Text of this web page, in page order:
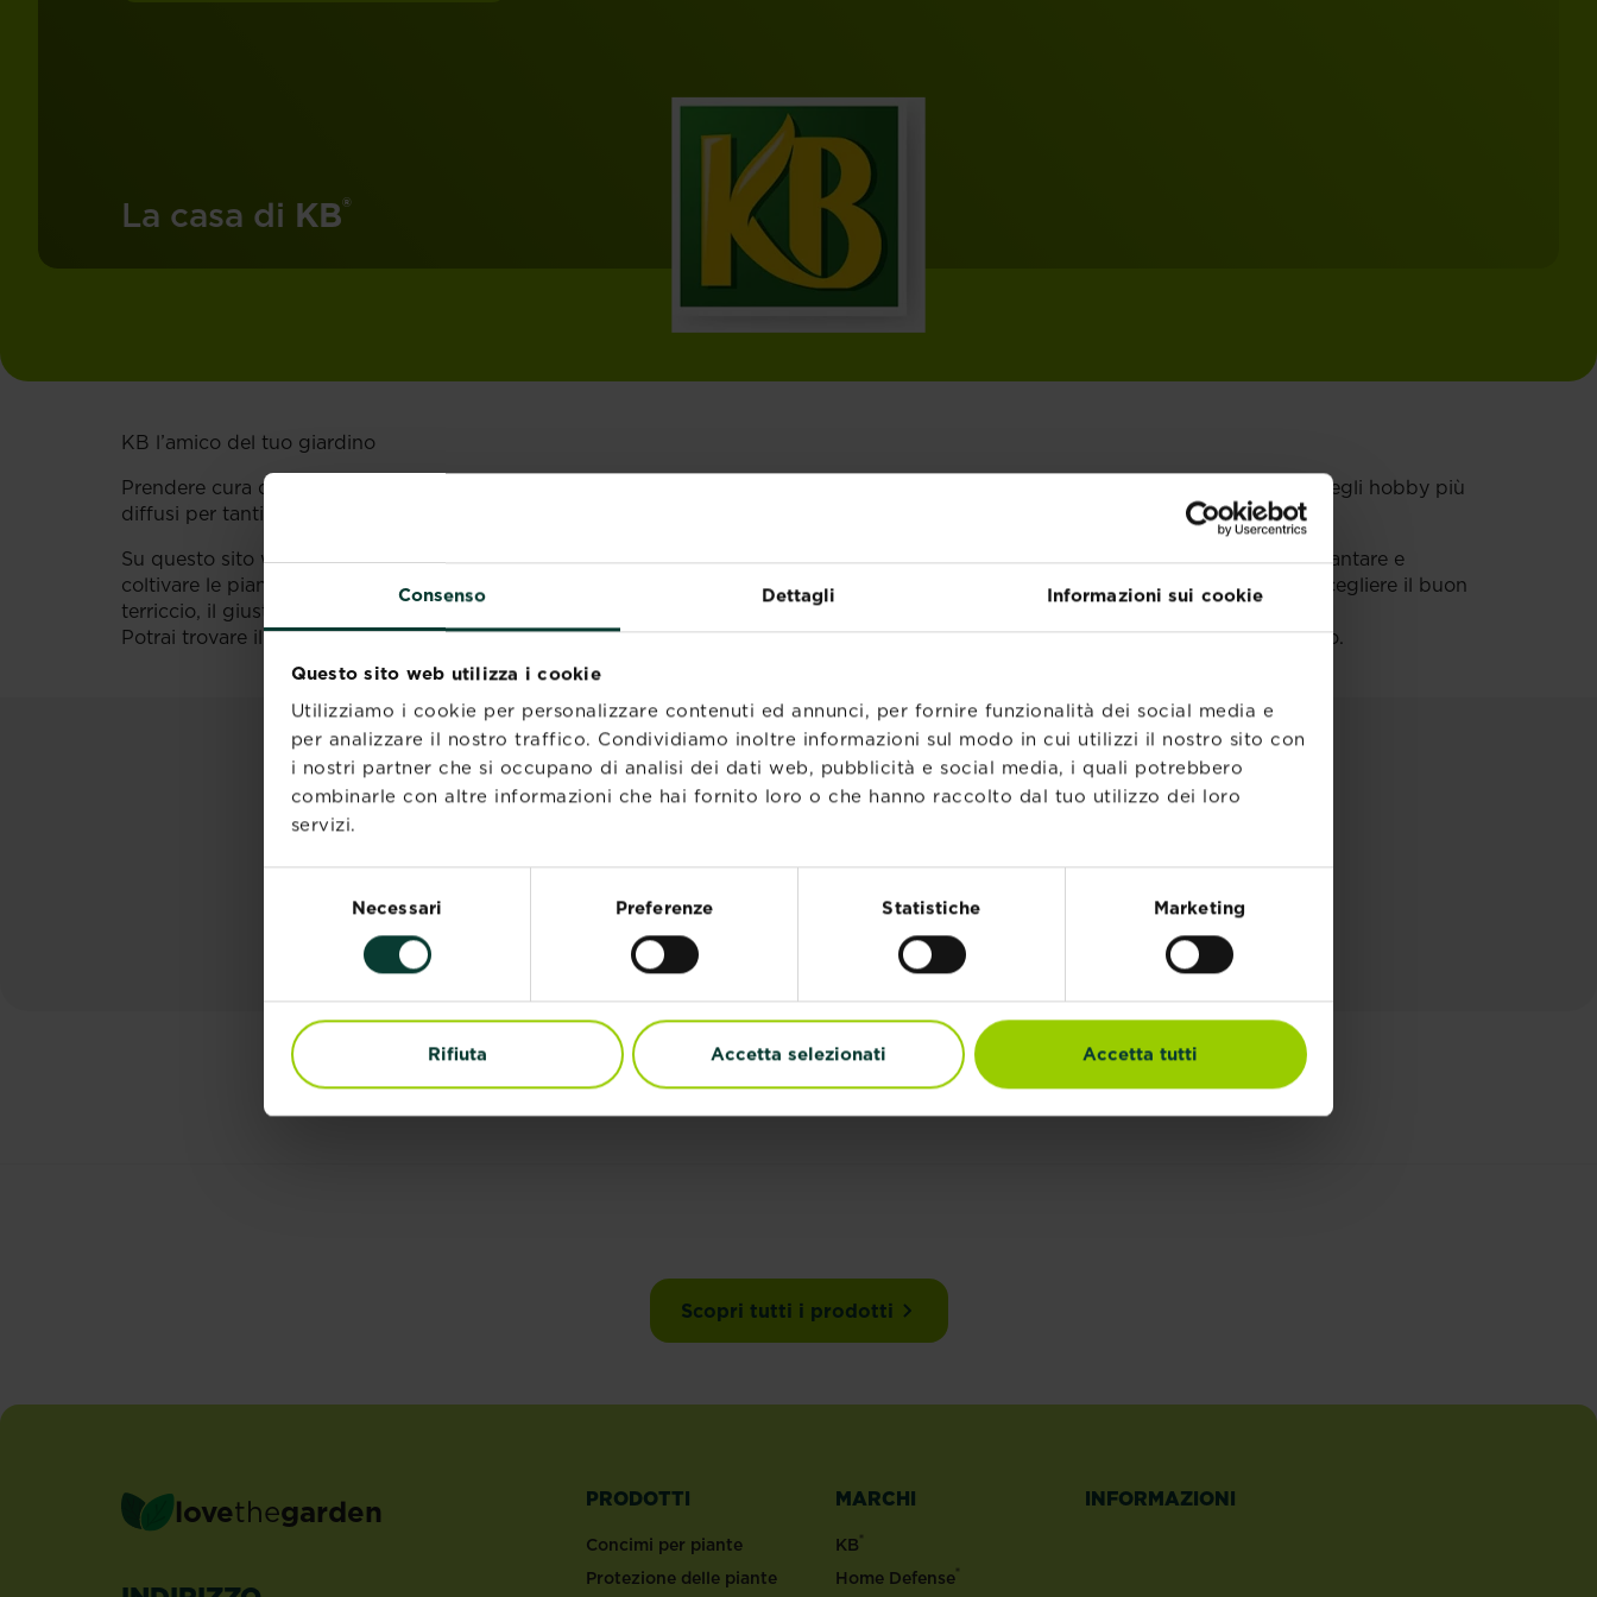
Consenso Dettagli Informazioni sui cookie
Questo sito web utilizza i cookie
Utilizziamo i cookie per personalizzare contenuti ed annunci, per fornire funzionalità dei social media e
per analizzare il nostro traffico. Condividiamo inoltre informazioni sul modo in cui utilizzi il nostro sito con
i nostri partner che si occupano di analisi dei dati web, pubblicità e social media, i quali potrebbero
combinarle con altre informazioni che hai fornito loro o che hanno raccolto dal tuo utilizzo dei loro
servizi.
Necessari Preferenze Statistiche Marketing
Rifiuta Accetta selezionati Accetta tutti
La casa di KB®
KB l’amico del tuo giardino
Prendere cura del proprio giardino, terrazzo o balcone, dedicarsi al giardinaggio è diventato oramai una vera passione ed è uno degli hobby più
diffusi per tantissimi italiani.
Su questo sito web KB interamente dedicato al giardinaggio troverai tanti consigli, suggerimenti e informazioni utili sui modi di piantare e
coltivare le piante ornamentali e da orto, su come seminare e prendere cura del prato, identificare e risolvere eventuali problemi, scegliere il buon
terriccio, il giusto concime, ma anche soluzioni per allontanare gli insetti, topi e altri parassiti da casa.
Potrai trovare il prodotto che cerchi fra una vasta gamma di pacciamanti, concimi, terricci, diserbanti, insetticidi e fungicidi ed altro.
SCOPRI GLI ALTRI NOSTRI MARCHI
Home
Scopri tutti i prodotti
lovethegarden PRODOTTI
Concimi per piante
Protezione delle piante
MARCHI
KB®
Home Defense®
INFORMAZIONI